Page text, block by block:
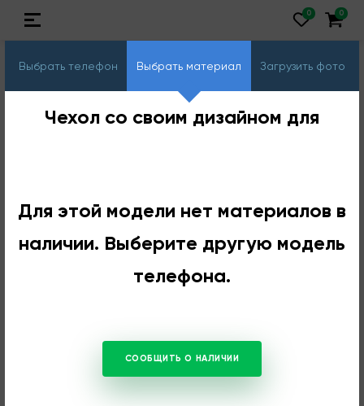
Выбрать телефон Выбрать материал Загрузить фото
Чехол со своим дизайном для
Для этой модели нет материалов в
наличии. Выберите другую модель
телефона.
СООБЩИТЬ О НАЛИЧИИ